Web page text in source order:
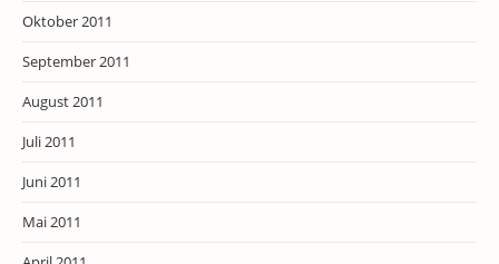
Oktober 2011
September 2011
August 2011
Juli 2011
Juni 2011
Mai 2011